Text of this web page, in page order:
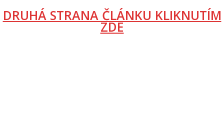
DRUHÁ STRANA ČLÁNKU KLIKNUTÍM
ZDE